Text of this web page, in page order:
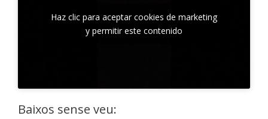
Haz clic para aceptar cookies de marketing
y permitir este contenido
Baixos sense veu: